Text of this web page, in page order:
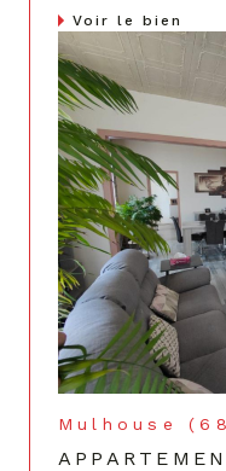
Voir le bien
Mulhouse